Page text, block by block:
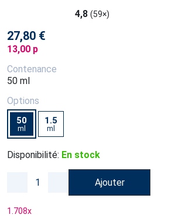
4,8 (59×)
27,80 €
13,00 p
Contenance
50 ml
Options
50
ml
1.5
ml
Disponibilité: En stock
Ajouter
1.708x